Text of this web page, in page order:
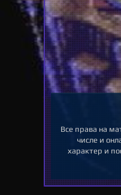
Все права на
числе и
характер и